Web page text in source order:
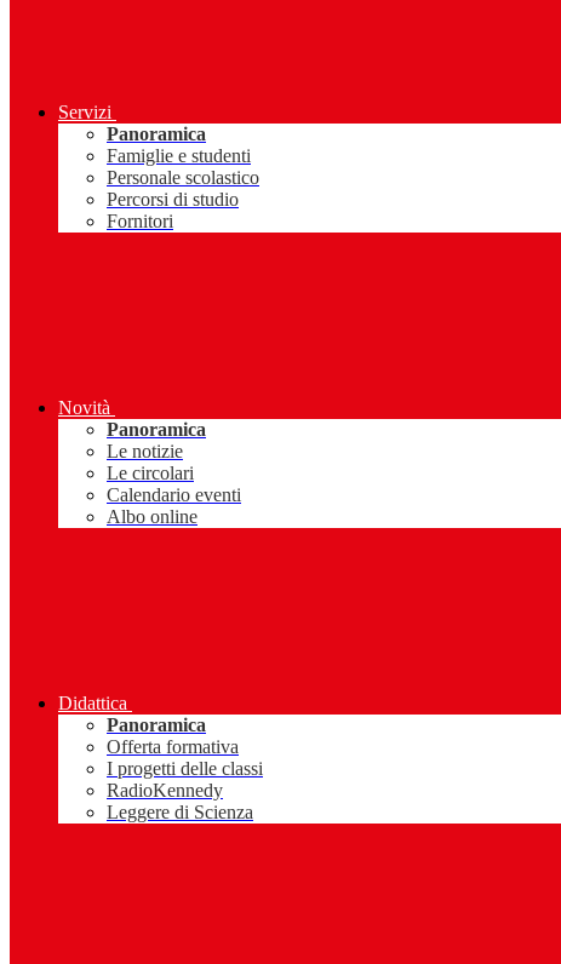
Servizi
Panoramica
Famiglie e studenti
Personale scolastico
Percorsi di studio
Fornitori
Novità
Panoramica
Le notizie
Le circolari
Calendario eventi
Albo online
Didattica
Panoramica
Offerta formativa
I progetti delle classi
RadioKennedy
Leggere di Scienza